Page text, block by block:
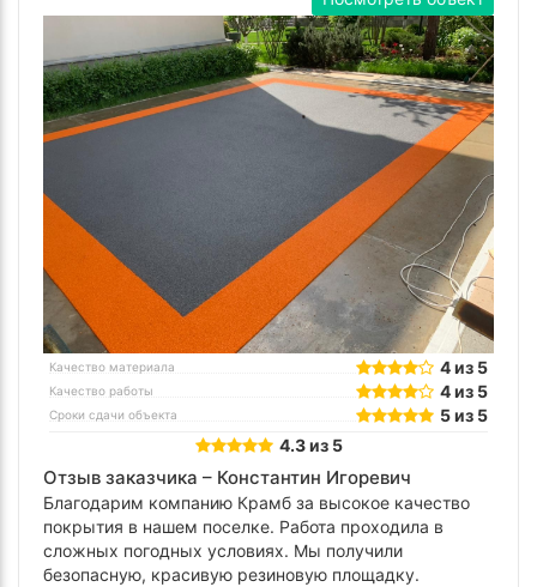
Качество материала 4 из 5
Качество работы 4 из 5
Сроки сдачи объекта
5 из 5
4.3 из 5
Отзыв заказчика – Константин Игоревич
Благодарим компанию Крамб за высокое качество
покрытия в нашем поселке. Работа проходила в
сложных погодных условиях. Мы получили
безопасную, красивую резиновую площадку.